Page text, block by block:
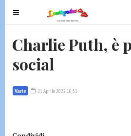
T
o
g
e
a
Charlie Puth, è
social
Varie 21 Aprile 2022 10:51